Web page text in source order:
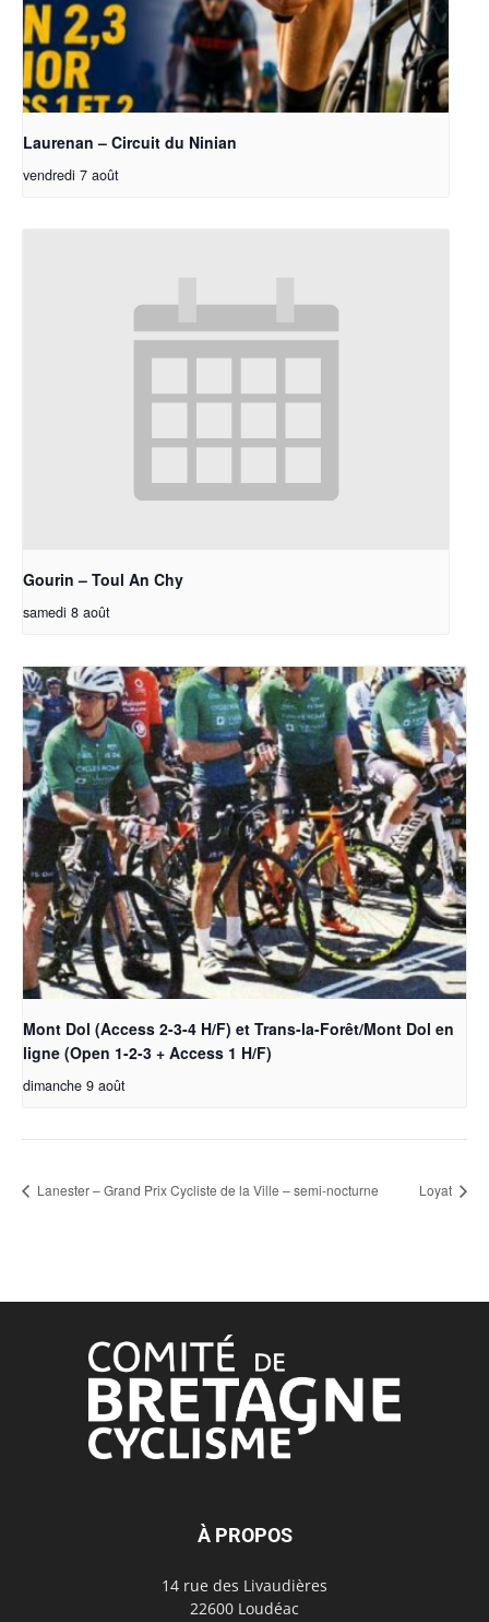
Laurenan – Circuit du Ninian
vendredi 7 août
Gourin – Toul An Chy
samedi 8 août
Mont Dol (Access 2-3-4 H/F) et Trans-la-Forêt/Mont Dol en
ligne (Open 1-2-3 + Access 1 H/F)
dimanche 9 août
Lanester – Grand Prix Cycliste de la Ville – semi-nocturne Loyat
À PROPOS
14 rue des Livaudières
22600 Loudéac